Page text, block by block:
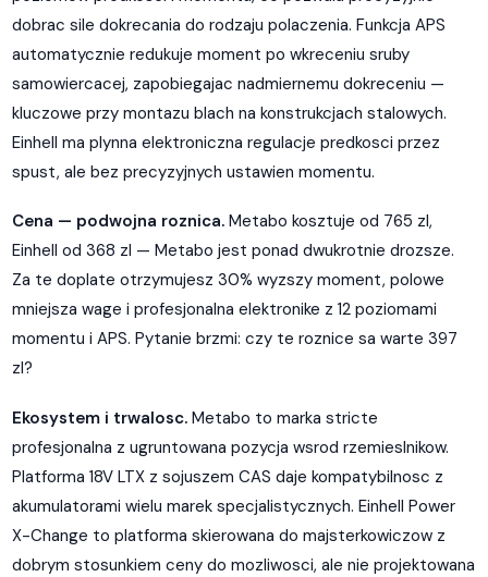
dobrac sile dokrecania do rodzaju polaczenia. Funkcja APS
automatycznie redukuje moment po wkreceniu sruby
samowiercacej, zapobiegajac nadmiernemu dokreceniu —
kluczowe przy montazu blach na konstrukcjach stalowych.
Einhell ma plynna elektroniczna regulacje predkosci przez
spust, ale bez precyzyjnych ustawien momentu.
Cena — podwojna roznica. Metabo kosztuje od 765 zl,
Einhell od 368 zl — Metabo jest ponad dwukrotnie drozsze.
Za te doplate otrzymujesz 30% wyzszy moment, polowe
mniejsza wage i profesjonalna elektronike z 12 poziomami
momentu i APS. Pytanie brzmi: czy te roznice sa warte 397
zl?
Ekosystem i trwalosc. Metabo to marka stricte
profesjonalna z ugruntowana pozycja wsrod rzemieslnikow.
Platforma 18V LTX z sojuszem CAS daje kompatybilnosc z
akumulatorami wielu marek specjalistycznych. Einhell Power
X-Change to platforma skierowana do majsterkowiczow z
dobrym stosunkiem ceny do mozliwosci, ale nie projektowana